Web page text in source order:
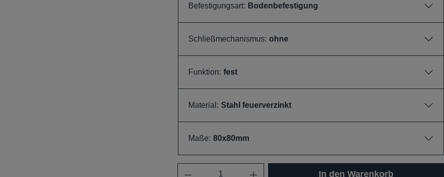
Befestigungsart: Bodenbefestigung
Schließmechanismus: ohne
Funktion: fest
Material: Stahl feuerverzinkt
Maße: 80x80mm
In den Warenkorb